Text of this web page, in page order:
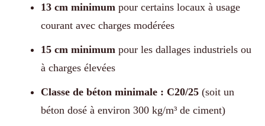
13 cm minimum pour certains locaux à usage
courant avec charges modérées
15 cm minimum pour les dallages industriels ou
à charges élevées
Classe de béton minimale : C20/25 (soit un
béton dosé à environ 300 kg/m³ de ciment)